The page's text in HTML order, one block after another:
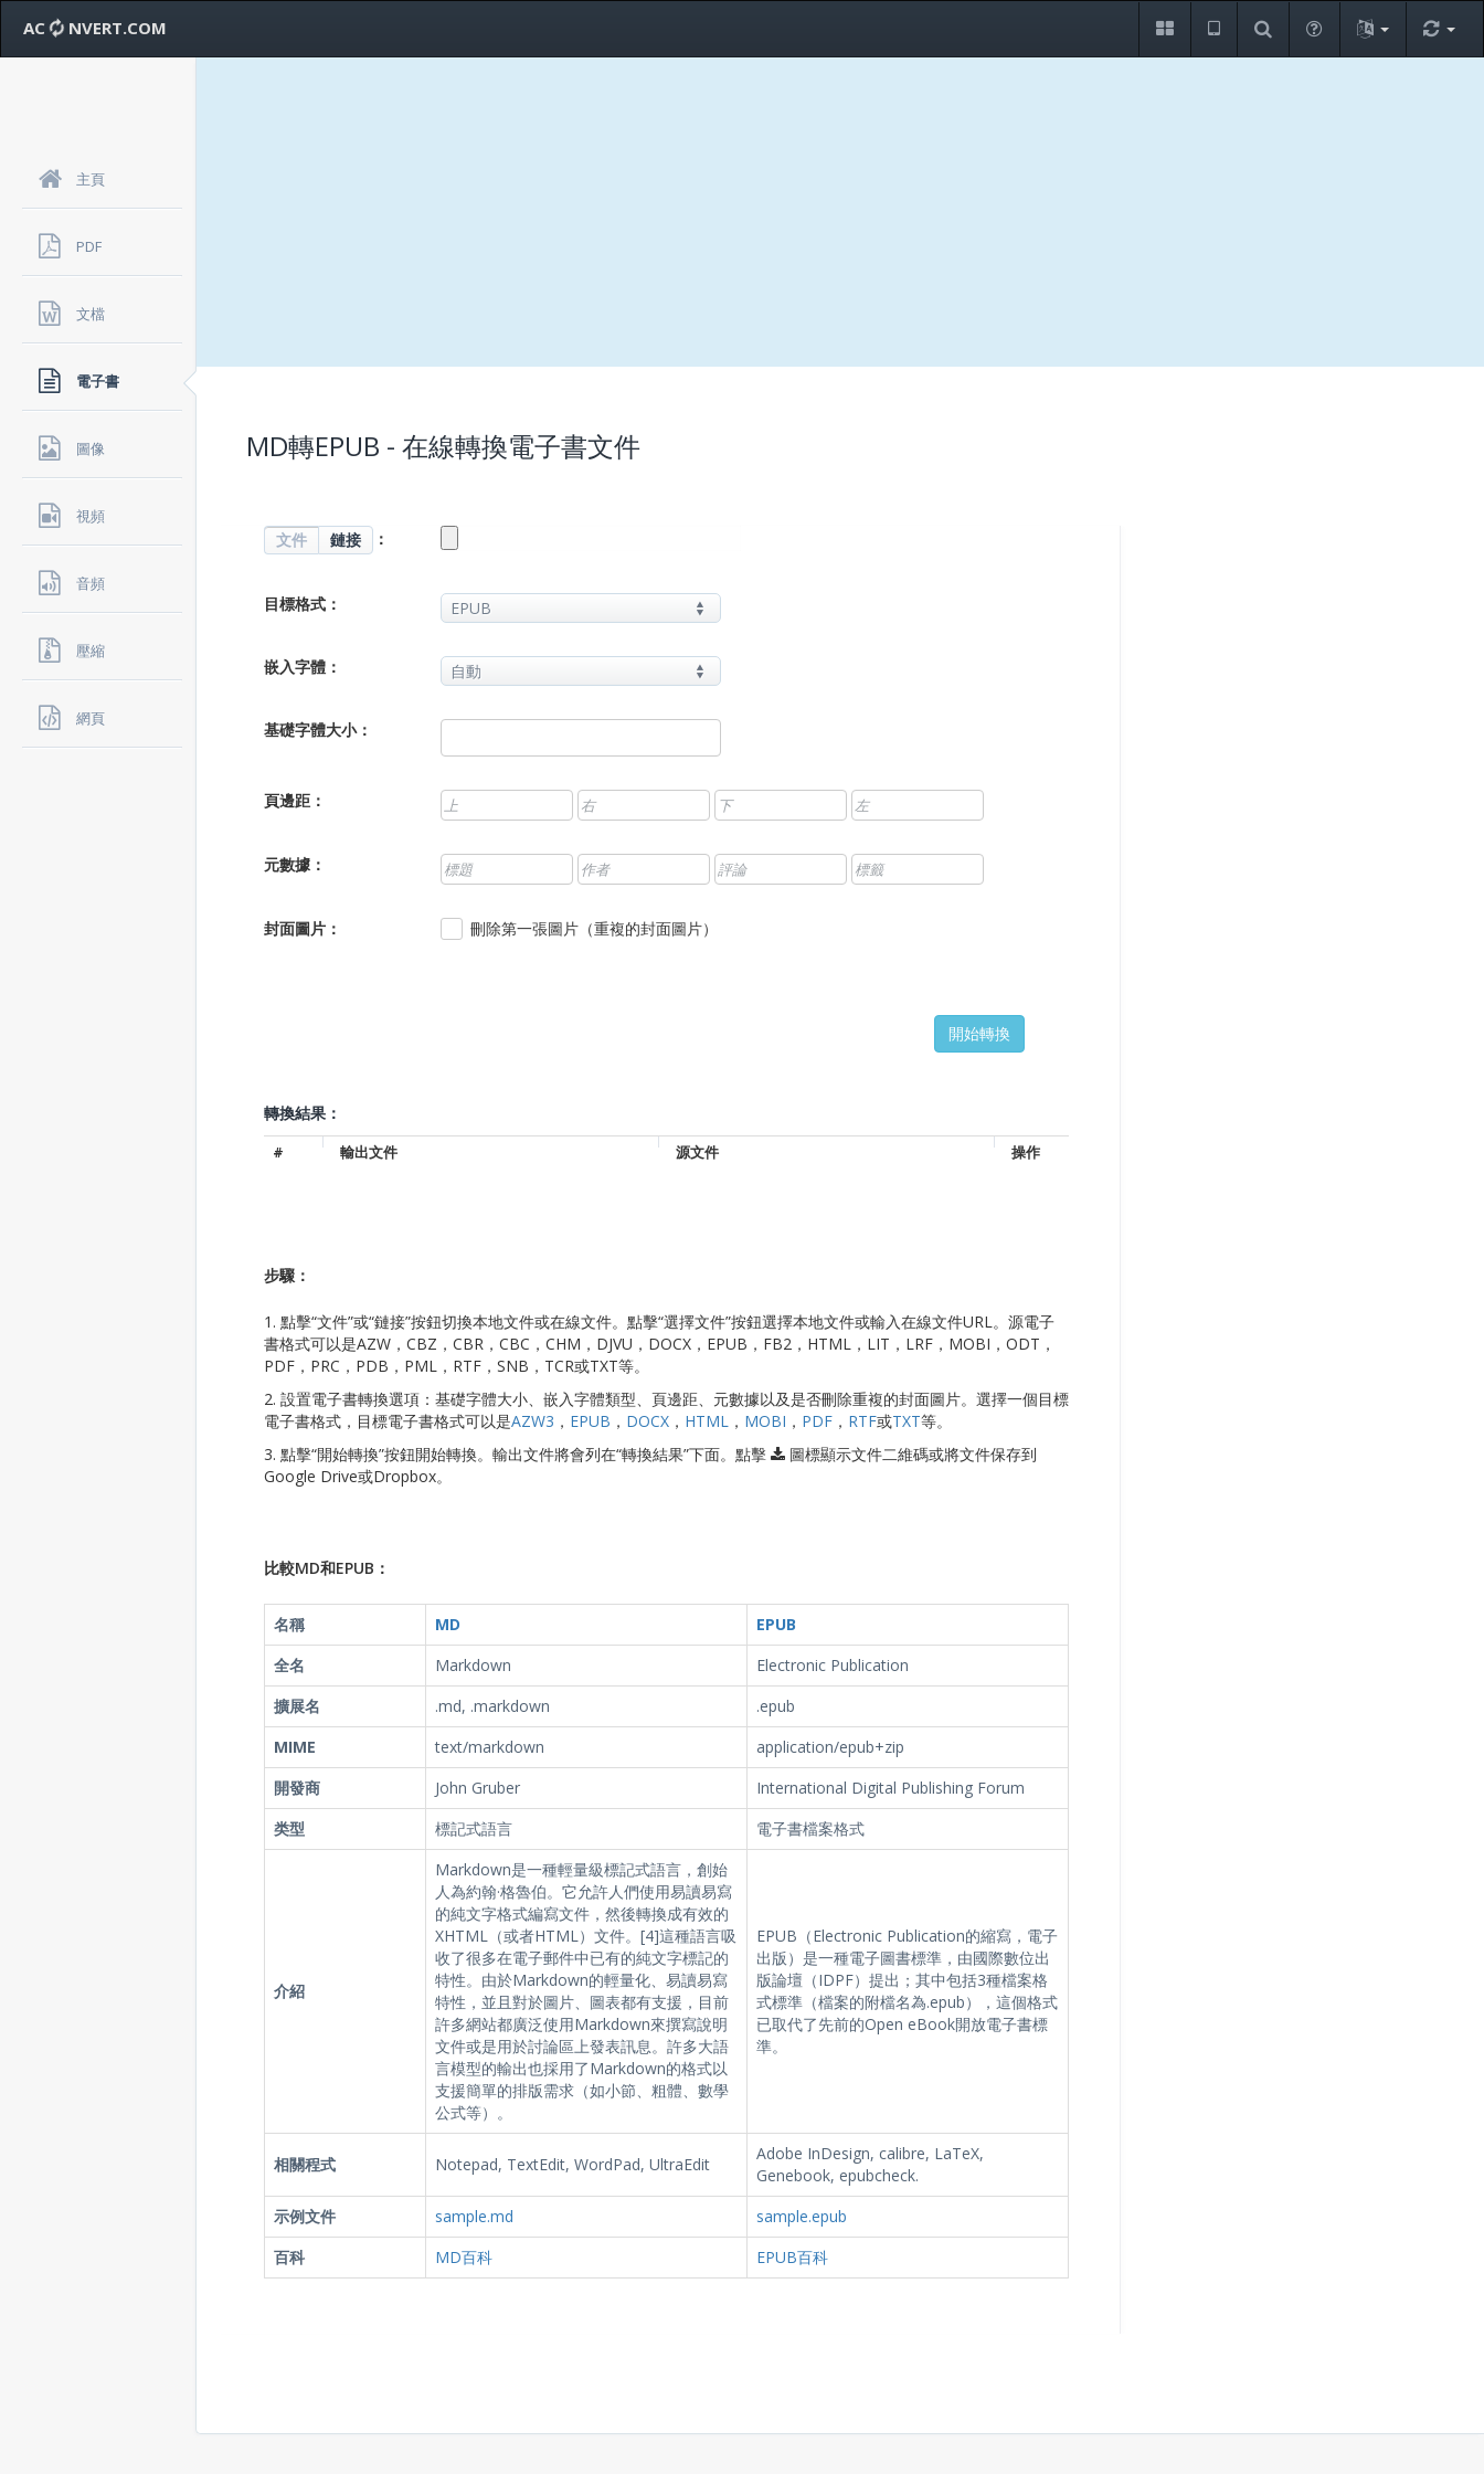
AC NVERT.COM
主頁
PDF
文檔
電子書
圖像
視頻
音頻
壓縮
網頁
MD轉EPUB - 在線轉換電子書文件
文件 鏈接 ：
目標格式：
嵌入字體：
基礎字體大小：
頁邊距：
元數據：
封面圖片： 刪除第一張圖片（重複的封面圖片）
轉換結果：
# 輸出文件 源文件 操作
步驟：
1. 點擊“文件”或“鏈接”按鈕切換本地文件或在線文件。點擊“選擇文件”按鈕選擇本地文件或輸入在線文件URL。源電子
書格式可以是AZW，CBZ，CBR，CBC，CHM，DJVU，DOCX，EPUB，FB2，HTML，LIT，LRF，MOBI，ODT，
PDF，PRC，PDB，PML，RTF，SNB，TCR或TXT等。
2. 設置電子書轉換選項：基礎字體大小、嵌入字體類型、頁邊距、元數據以及是否刪除重複的封面圖片。選擇一個目標
電子書格式，目標電子書格式可以是AZW3 ， EPUB ， DOCX， HTML， MOBI ， PDF， RTF或TXT等。
3. 點擊“開始轉換”按鈕開始轉換。輸出文件將會列在“轉換結果”下面。點擊
圖標顯示文件二維碼或將文件保存到
Google Drive或Dropbox。
比較MD和EPUB：
名稱 MD
EPUB
全名
Markdown
Electronic Publication
擴展名
.md, .markdown
.epub
MIME
text/markdown
application/epub+zip
開發商
John Gruber
International Digital Publishing Forum
类型
標記式語言 電子書檔案格式
介紹
Markdown是一種輕量級標記式語言，創始
人為約翰·格魯伯。它允許人們使用易讀易寫
的純文字格式編寫文件，然後轉換成有效的
XHTML（或者HTML）文件。[4]這種語言吸
收了很多在電子郵件中已有的純文字標記的
特性。由於Markdown的輕量化、易讀易寫
特性，並且對於圖片、圖表都有支援，目前
許多網站都廣泛使用Markdown來撰寫說明
文件或是用於討論區上發表訊息。許多大語
言模型的輸出也採用了Markdown的格式以
支援簡單的排版需求（如小節、粗體、數學
公式等）。
EPUB（Electronic Publication的縮寫，電子
出版）是一種電子圖書標準，由國際數位出
版論壇（IDPF）提出；其中包括3種檔案格
式標準（檔案的附檔名為.epub），這個格式
已取代了先前的Open eBook開放電子書標
準。
相關程式 Notepad, TextEdit, WordPad, UltraEdit
Adobe InDesign, calibre, LaTeX,
Genebook, epubcheck.
示例文件
sample.md
sample.epub
百科
MD百科 EPUB百科